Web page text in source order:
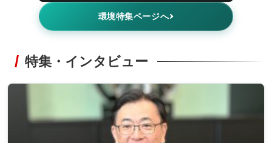
環境特集ページへ
特集・インタビュー